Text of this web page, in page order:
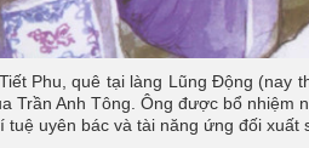
Phu, quê tại làng Lũng Động (nay
Trần Anh Tông. Ông được bổ nhiệm
tuệ uyên bác và tài năng ứng đối xuất